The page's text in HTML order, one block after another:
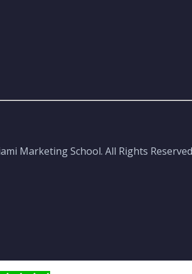
Marketing School. All Rights